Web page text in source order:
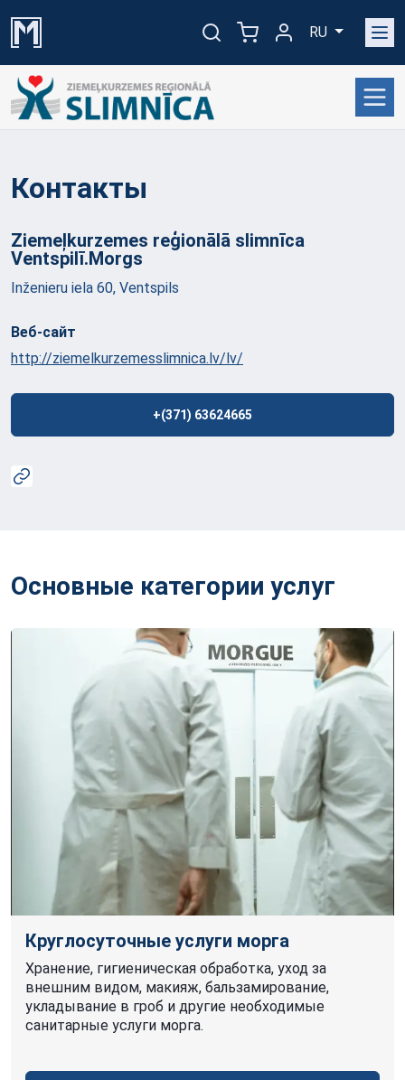
RU
Контакты
Ziemeļkurzemes reģionālā slimnīca
Ventspilī.Morgs
Inženieru iela 60, Ventspils
Веб-сайт
http://ziemelkurzemesslimnica.lv/lv/
+(371) 63624665
Основные категории услуг
Круглосуточные услуги морга
Хранение, гигиеническая обработка, уход за
внешним видом, макияж, бальзамирование,
укладывание в гроб и другие необходимые
санитарные услуги морга.